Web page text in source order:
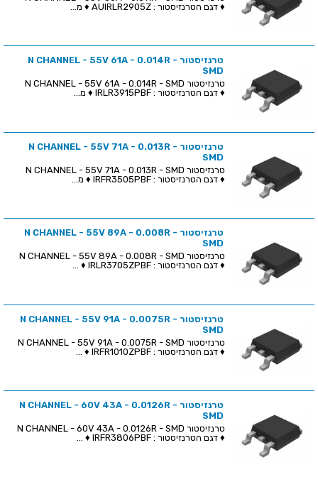
♦ דגם הטרנזיסטור : AUIRLR2905Z ♦ מ...
טרנזיסטור N CHANNEL - 55V 61A - 0.014R -
SMD
♦ דגם הטרנזיסטור : IRLR3915PBF ♦ מ...
טרנזיסטור N CHANNEL - 55V 71A - 0.013R -
SMD
♦ דגם הטרנזיסטור : IRFR3505PBF ♦ מ...
טרנזיסטור N CHANNEL - 55V 89A - 0.008R -
SMD
♦ דגם הטרנזיסטור : IRLR3705ZPBF ♦ ...
טרנזיסטור N CHANNEL - 55V 91A - 0.0075R -
SMD
♦ דגם הטרנזיסטור : IRFR1010ZPBF ♦ ...
טרנזיסטור N CHANNEL - 60V 43A - 0.0126R -
SMD
♦ דגם הטרנזיסטור : IRFR3806PBF ♦ ...